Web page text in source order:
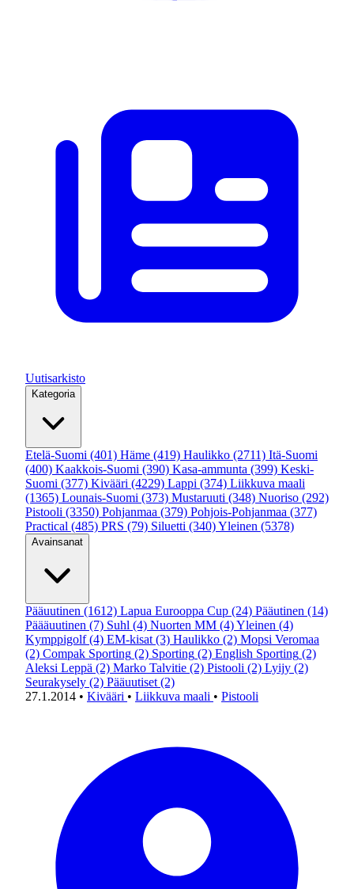
Uutisarkisto
Kategoria
Etelä-Suomi (401) Häme (419) Haulikko (2711) Itä-Suomi
(400) Kaakkois-Suomi (390) Kasa-ammunta (399) Keski-
Suomi (377) Kivääri (4229) Lappi (374) Liikkuva maali
(1365) Lounais-Suomi (373) Mustaruuti (348) Nuoriso (292)
Pistooli (3350) Pohjanmaa (379) Pohjois-Pohjanmaa (377)
Practical (485) PRS (79) Siluetti (340)Yleinen (5378)
Avainsanat
Pääuutinen (1612) Lapua Eurooppa Cup (24) Pääutinen (14)
Päääuutinen (7) Suhl (4) Nuorten MM (4)Yleinen (4)
Kymppigolf (4) EM-kisat (3) Haulikko (2) Mopsi Veromaa
(2) Compak Sporting (2) Sporting (2) English Sporting (2)
Aleksi Leppä (2) Marko Talvitie (2) Pistooli (2) Lyijy (2)
Seurakysely (2) Pääuutiset (2)
27.1.2014 • Kivääri • Liikkuva maali • Pistooli